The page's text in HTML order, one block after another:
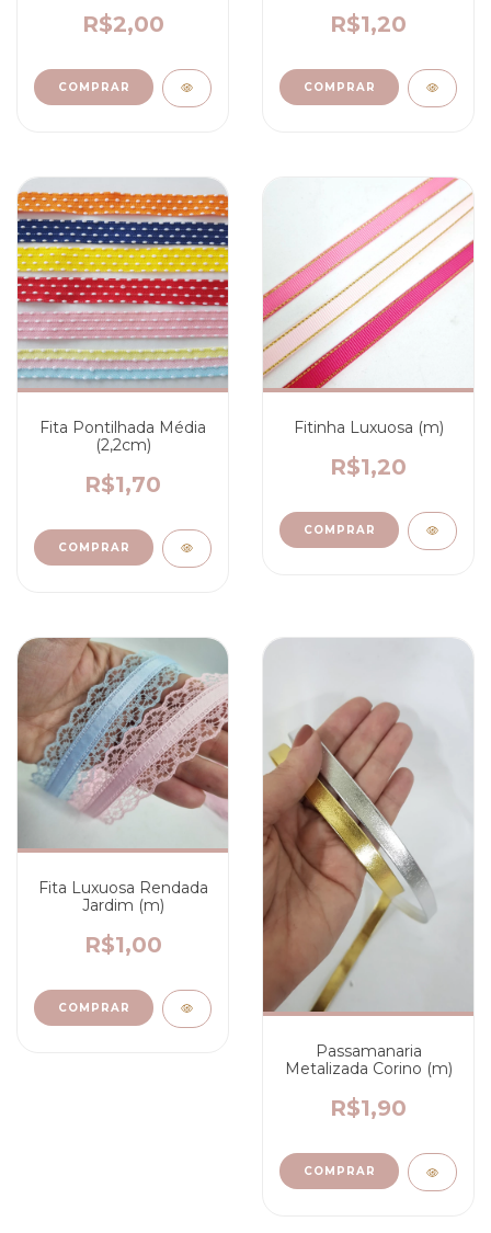
R$2,00
COMPRAR
R$1,20
COMPRAR
Fita Pontilhada Média
(2,2cm)
R$1,70
COMPRAR
Fitinha Luxuosa (m)
R$1,20
COMPRAR
Fita Luxuosa Rendada
Jardim (m)
R$1,00
COMPRAR
Passamanaria
Metalizada Corino (m)
R$1,90
COMPRAR